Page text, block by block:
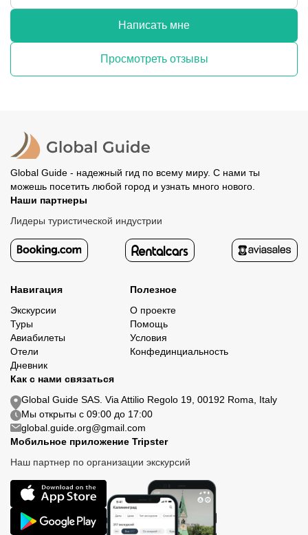
Написать мне
Просмотреть отзывы
Global Guide - надежный гид по всему миру. С нами ты
можешь посетить любой город и узнать много нового.
Наши партнеры
Лидеры туристической индустрии
Навигация
Экскурсии
Туры
Авиабилеты
Отели
Дневник
Полезное
О проекте
Помощь
Условия
Конфединциальность
Как с нами связаться
Global Guide SAS. Via Attilio Regolo 19, 00192 Roma, Italy
Мы открыты с 09:00 до 17:00
global.guide.org@gmail.com
Мобильное приложение Tripster
Наш партнер по организации экскурсий